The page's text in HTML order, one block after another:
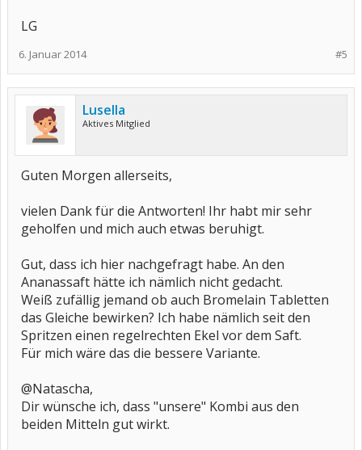
LG
#5
6. Januar 2014
Lusella
Aktives Mitglied
Guten Morgen allerseits,
vielen Dank für die Antworten! Ihr habt mir sehr
geholfen und mich auch etwas beruhigt.
Gut, dass ich hier nachgefragt habe. An den
Ananassaft hätte ich nämlich nicht gedacht.
Weiß zufällig jemand ob auch Bromelain Tabletten
das Gleiche bewirken? Ich habe nämlich seit den
Spritzen einen regelrechten Ekel vor dem Saft.
Für mich wäre das die bessere Variante.
@Natascha,
Dir wünsche ich, dass "unsere" Kombi aus den
beiden Mitteln gut wirkt.